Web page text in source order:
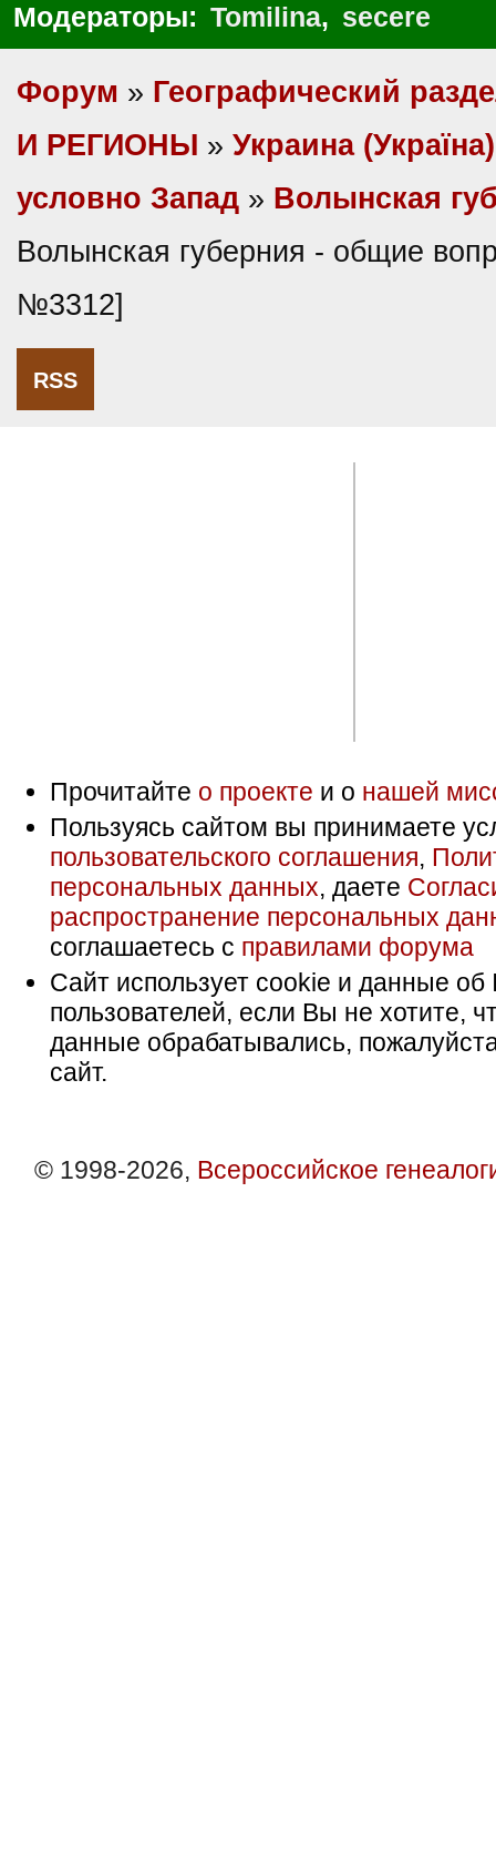
Модераторы: Tomilina, secere
Форум » Географический
И РЕГИОНЫ » Украина (Україна)
условно Запад » Волынская
Волынская губерния - общие
№3312]
RSS
Прочитайте о проекте и о нашей
Пользуясь сайтом вы принимаете
пользовательского соглашения,
персональных данных, даете
распространение персональных
соглашаетесь с правилами форума
Сайт использует cookie и данные об
пользователей, если Вы не хотите,
данные обрабатывались,
сайт.
© 1998-2026, Всероссийское